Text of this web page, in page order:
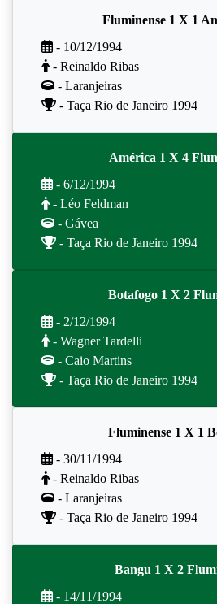
Fluminense 1 X 1
- 10/12/1994
- Reinaldo Ribas
- Laranjeiras
- Taça Rio de Janeiro 1994
América 1 X 4
- 6/12/1994
- Léo Feldman
- Gávea
- Taça Rio de Janeiro 1994
Botafogo 1 X 2
- 2/12/1994
- Wagner Tardelli
- Caio Martins
- Taça Rio de Janeiro 1994
Fluminense 1 X 1
- 30/11/1994
- Reinaldo Ribas
- Laranjeiras
- Taça Rio de Janeiro 1994
Bangu 1 X 2
- 14/11/1994